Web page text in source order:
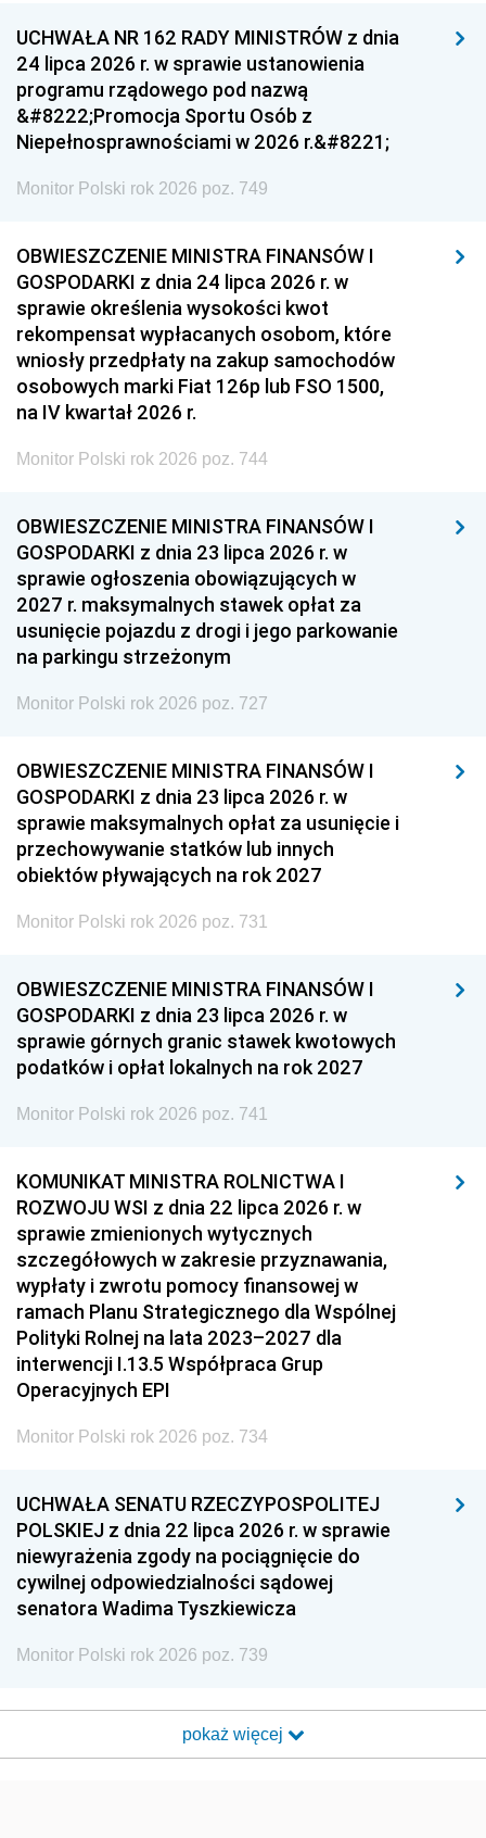
UCHWAŁA NR 162 RADY MINISTRÓW z dnia
24 lipca 2026 r. w sprawie ustanowienia
programu rządowego pod nazwą
&#8222;Promocja Sportu Osób z
Niepełnosprawnościami w 2026 r.&#8221;
Monitor Polski rok 2026 poz. 749
OBWIESZCZENIE MINISTRA FINANSÓW I
GOSPODARKI z dnia 24 lipca 2026 r. w
sprawie określenia wysokości kwot
rekompensat wypłacanych osobom, które
wniosły przedpłaty na zakup samochodów
osobowych marki Fiat 126p lub FSO 1500,
na IV kwartał 2026 r.
Monitor Polski rok 2026 poz. 744
OBWIESZCZENIE MINISTRA FINANSÓW I
GOSPODARKI z dnia 23 lipca 2026 r. w
sprawie ogłoszenia obowiązujących w
2027 r. maksymalnych stawek opłat za
usunięcie pojazdu z drogi i jego parkowanie
na parkingu strzeżonym
Monitor Polski rok 2026 poz. 727
OBWIESZCZENIE MINISTRA FINANSÓW I
GOSPODARKI z dnia 23 lipca 2026 r. w
sprawie maksymalnych opłat za usunięcie i
przechowywanie statków lub innych
obiektów pływających na rok 2027
Monitor Polski rok 2026 poz. 731
OBWIESZCZENIE MINISTRA FINANSÓW I
GOSPODARKI z dnia 23 lipca 2026 r. w
sprawie górnych granic stawek kwotowych
podatków i opłat lokalnych na rok 2027
Monitor Polski rok 2026 poz. 741
KOMUNIKAT MINISTRA ROLNICTWA I
ROZWOJU WSI z dnia 22 lipca 2026 r. w
sprawie zmienionych wytycznych
szczegółowych w zakresie przyznawania,
wypłaty i zwrotu pomocy finansowej w
ramach Planu Strategicznego dla Wspólnej
Polityki Rolnej na lata 2023–2027 dla
interwencji I.13.5 Współpraca Grup
Operacyjnych EPI
Monitor Polski rok 2026 poz. 734
UCHWAŁA SENATU RZECZYPOSPOLITEJ
POLSKIEJ z dnia 22 lipca 2026 r. w sprawie
niewyrażenia zgody na pociągnięcie do
cywilnej odpowiedzialności sądowej
senatora Wadima Tyszkiewicza
Monitor Polski rok 2026 poz. 739
pokaż więcej